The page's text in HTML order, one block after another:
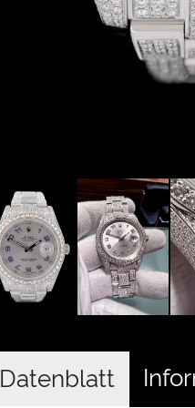
Datenblatt